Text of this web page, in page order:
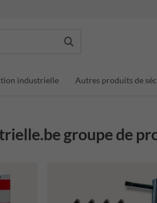
industrielle Autres produits de
groupe de